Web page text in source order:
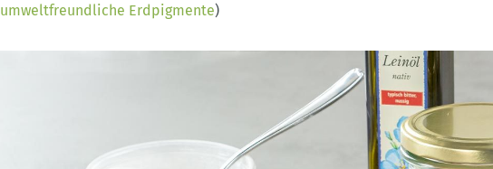
umweltfreundliche Erdpigmente)